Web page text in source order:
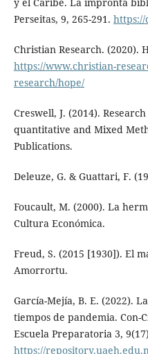
Perseitas, 9, 265-291. https://
Christian Research. (2020).
https://www.christian-
research/hope/
Creswell, J. (2014).
quantitative and Mixed
Publications.
Deleuze, G. & Guattari, F.
Foucault, M. (2000). La
Cultura Económica.
Freud, S. (2015 [1930]). El
Amorrortu.
García-Mejía, B. E. (2022).
tiempos de pandemia. Con-
Escuela Preparatoria 3,
https://